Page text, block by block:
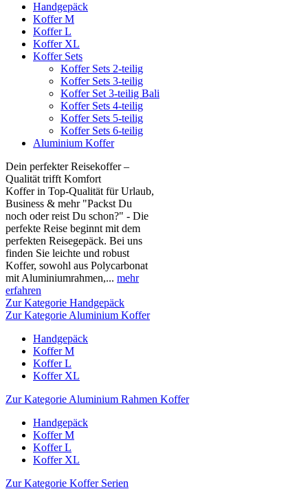
Handgepäck
Koffer M
Koffer L
Koffer XL
Koffer Sets
Koffer Sets 2-teilig
Koffer Sets 3-teilig
Koffer Set 3-teilig Bali
Koffer Sets 4-teilig
Koffer Sets 5-teilig
Koffer Sets 6-teilig
Aluminium Koffer
Dein perfekter Reisekoffer –
Qualität trifft Komfort
Koffer in Top-Qualität für Urlaub,
Business & mehr "Packst Du
noch oder reist Du schon?" - Die
perfekte Reise beginnt mit dem
perfekten Reisegepäck. Bei uns
finden Sie leichte und robust
Koffer, sowohl aus Polycarbonat
mit Aluminiumrahmen,... mehr
erfahren
Zur Kategorie Handgepäck
Zur Kategorie Aluminium Koffer
Handgepäck
Koffer M
Koffer L
Koffer XL
Zur Kategorie Aluminium Rahmen Koffer
Handgepäck
Koffer M
Koffer L
Koffer XL
Zur Kategorie Koffer Serien